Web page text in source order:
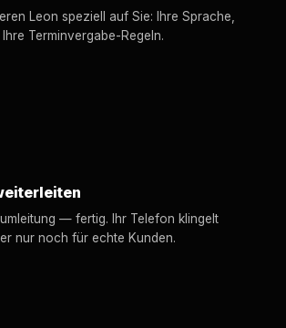
Leon speziell auf Sie: Ihre Sprache,
Ihre Terminvergabe-Regeln.
— fertig. Ihr Telefon klingelt
nur noch für echte Kunden.